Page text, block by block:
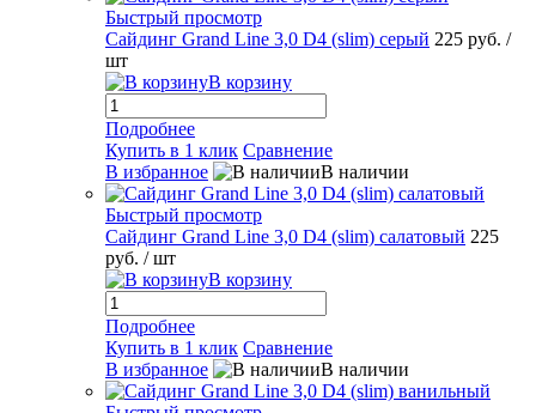
Быстрый просмотр
Сайдинг Grand Line 3,0 D4 (slim) серый 225 руб. /
шт
В корзину
Подробнее
Купить в 1 клик Сравнение
В избранное
В наличии
Быстрый просмотр
Сайдинг Grand Line 3,0 D4 (slim) салатовый 225
руб. / шт
В корзину
Подробнее
Купить в 1 клик Сравнение
В избранное
В наличии